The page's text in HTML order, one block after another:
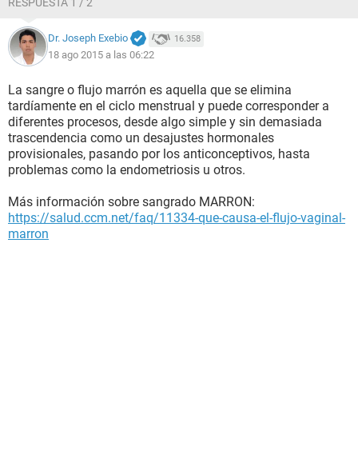
Dr. Joseph Exebio 16.358
18 ago 2015 a las 06:22
La sangre o flujo marrón es aquella que se elimina
tardíamente en el ciclo menstrual y puede corresponder a
diferentes procesos, desde algo simple y sin demasiada
trascendencia como un desajustes hormonales
provisionales, pasando por los anticonceptivos, hasta
problemas como la endometriosis u otros.
Más información sobre sangrado MARRON:
https://salud.ccm.net/faq/11334-que-causa-el-flujo-vaginal-
marron